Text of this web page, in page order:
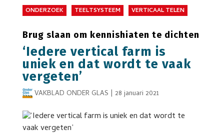
ONDERZOEK TEELTSYSTEEM VERTICAAL TELEN
Brug slaan om kennishiaten te dichten
‘Iedere vertical farm is
uniek en dat wordt te vaak
vergeten’
VAKBLAD ONDER GLAS | 28 januari 2021